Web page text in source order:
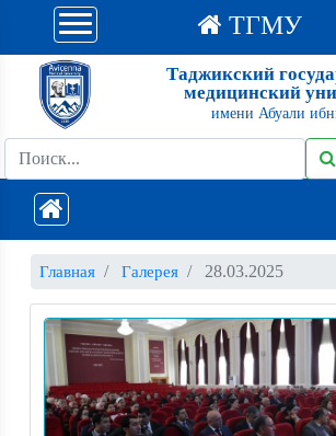
ТГМУ
Таджикский
медицинский
имени Абуали
Главная Галерея 28.03.2025